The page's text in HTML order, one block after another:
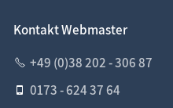
Kontakt Webmaster
+49 (0)38 202 - 306 87
0173 - 624 37 64